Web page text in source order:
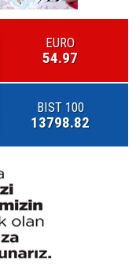
EURO
54.97
BIST 100
13798.82